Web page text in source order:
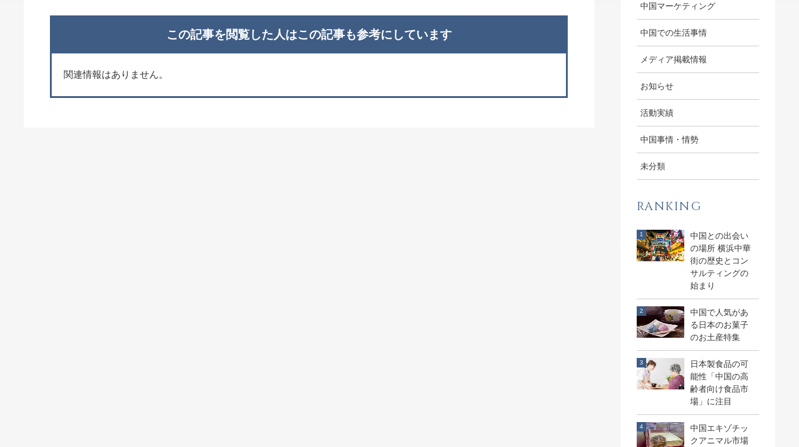
この記事を閲覧した人はこの記事も参考にしています
関連情報はありません。
中国マーケティング
中国での生活事情
メディア掲載情報
お知らせ
活動実績
中国事情・情勢
未分類
RANKING
中国との出会い
の場所 横浜中華
街の歴史とコン
サルティングの
始まり
中国で人気があ
る日本のお菓子
のお土産特集
日本製食品の可
能性「中国の高
齢者向け食品市
場」に注目
中国エキゾチッ
クアニマル市場